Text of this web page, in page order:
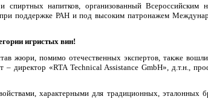
напитков, организованный Всероссийским
при поддержке РАН и под высоким патронажем
игристых вин!
жюри, помимо отечественных экспертов, также
директор «RTA Technical Assistance GmbH», д.т.н.,
характерными для традиционных, эталонных